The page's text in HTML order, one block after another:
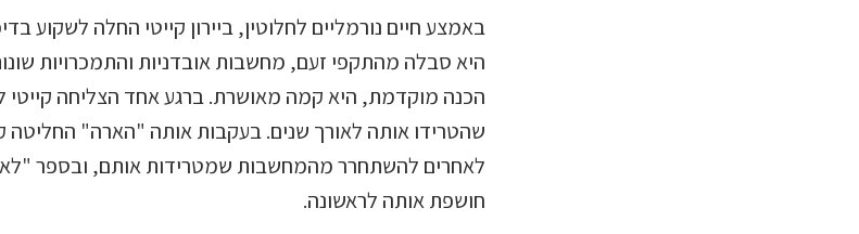
היא סבלה מהתקפי זעם, מחשבות אובדניות והתמכרויות
הכנה מוקדמת, היא קמה מאושרת. ברגע אחד הצליחה
שהטרידו אותה לאורך שנים. בעקבות אותה "הארה" החליטה
לאחרים להשתחרר מהמחשבות שמטרידות אותם, ובספר
חושפת אותה לראשונה.